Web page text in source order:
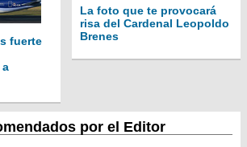
fuerte
La foto que te provocará
risa del Cardenal Leopoldo
Brenes
por el Editor